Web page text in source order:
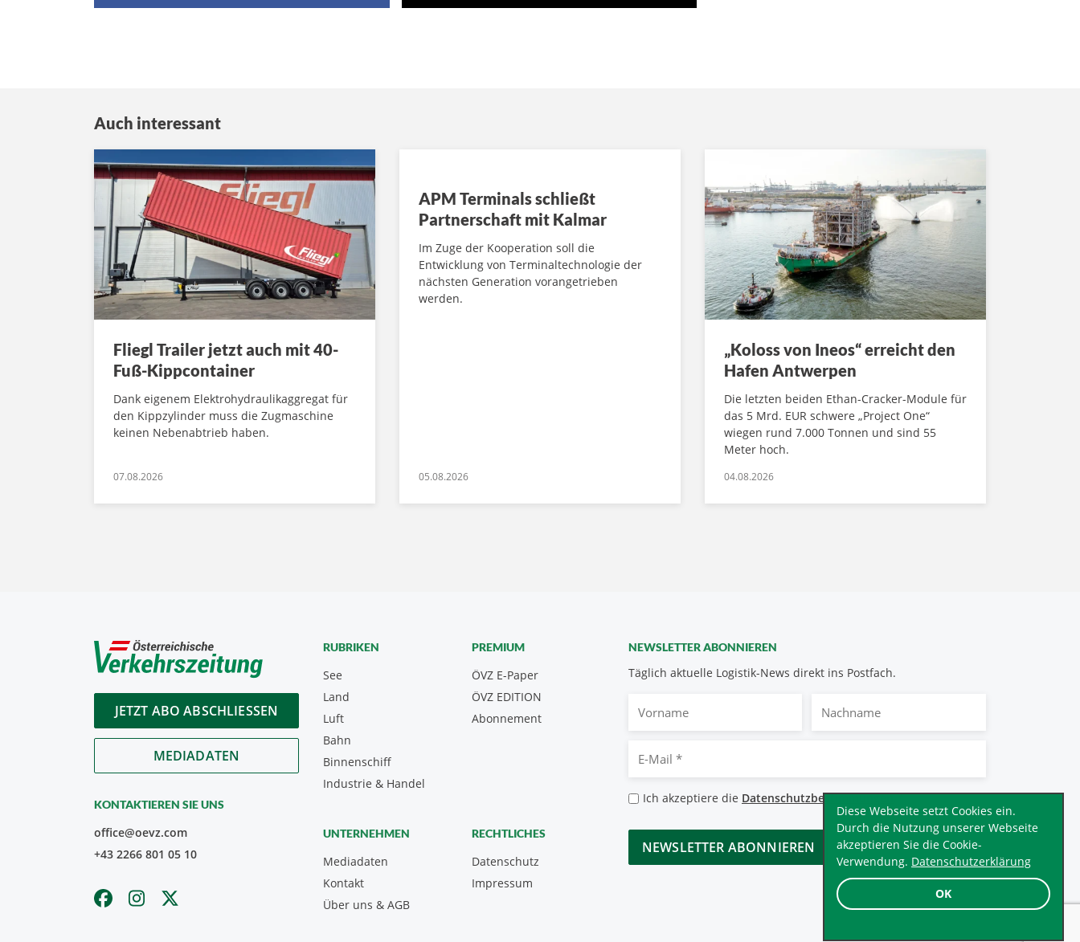
OK
Diese Webseite setzt Cookies ein.
Durch die Nutzung unserer Webseite
akzeptieren Sie die Cookie-
Verwendung. Datenschutzerklärung
Auch interessant
Fliegl Trailer jetzt auch mit 40-
Fuß-Kippcontainer
Dank eigenem Elektrohydraulikaggregat für
den Kippzylinder muss die Zugmaschine
keinen Nebenabtrieb haben.
07.08.2026
APM Terminals schließt
Partnerschaft mit Kalmar
Im Zuge der Kooperation soll die
Entwicklung von Terminaltechnologie der
nächsten Generation vorangetrieben
werden.
05.08.2026
„Koloss von Ineos“ erreicht den
Hafen Antwerpen
Die letzten beiden Ethan-Cracker-Module für
das 5 Mrd. EUR schwere „Project One“
wiegen rund 7.000 Tonnen und sind 55
Meter hoch.
04.08.2026
JETZT ABO ABSCHLIESSEN
MEDIADATEN
KONTAKTIEREN SIE UNS
office@oevz.com
+43 2266 801 05 10
NEWSLETTER ABONNIEREN
Täglich aktuelle Logistik-News direkt ins Postfach.
Mail
Datenschutzbestimmungen
Ich akzeptiere die Datenschutzbestimmungen.*
CAPTCHA
RUBRIKEN
See
Land
Luft
Bahn
Binnenschiff
Industrie & Handel
PREMIUM
ÖVZ E-Paper
Abonnement
ÖVZ EDITION
UNTERNEHMEN
Mediadaten
Kontakt
Über uns & AGB
RECHTLICHES
Datenschutz
Impressum